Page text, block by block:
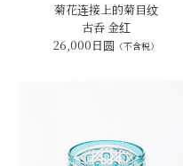
菊花连接上的菊目纹
古呑 金红
26,000日圆 （不含税）